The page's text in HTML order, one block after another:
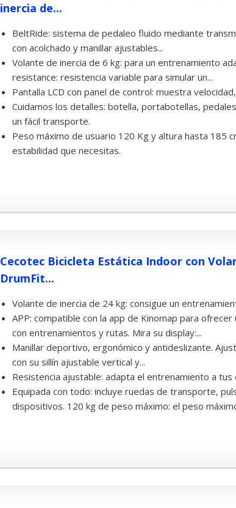
inercia de...
BeltRide: sistema de pedaleo fluido mediante
con acolchado y manillar ajustables...
Volante de inercia de 6 kg: para un entrenamiento
resistance: resistencia variable para simular un...
Pantalla LCD con panel de control: muestra
Cuidamos los detalles: botella, portabotellas,
un fácil transporte.
Peso máximo de usuario 120 Kg y altura hasta 185
estabilidad que necesitas.
Cecotec Bicicleta Estática Indoor con
DrumFit...
Volante de inercia de 24 kg: consigue un
APP: compatible con la app de Kinomap para
con entrenamientos y rutas. Mira su display:...
Manillar deportivo, ergonómico y antideslizante.
con su sillín ajustable vertical y...
Resistencia ajustable: adapta el entrenamiento a
Equipada con todo: incluye ruedas de transporte,
dispositivos. 120 kg de peso máximo: el peso